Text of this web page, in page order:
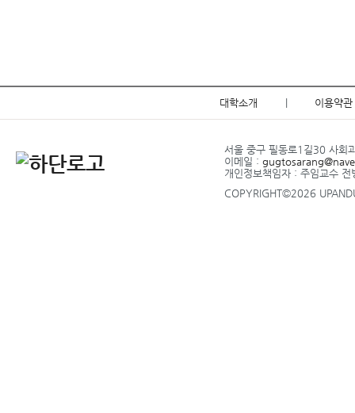
대학소개 이용약관
서울 중구 필동로1길30
이메일 :
개인정보책임자 : 주임교수
COPYRIGHT©2026